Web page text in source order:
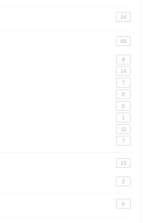
14
68
9
14
7
8
5
1
11
7
23
2
6